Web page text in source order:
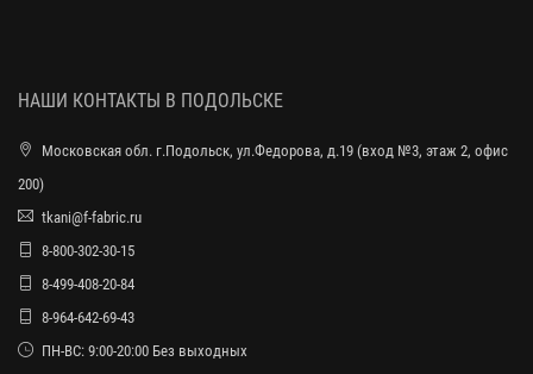
НАШИ КОНТАКТЫ В ПОДОЛЬСКЕ
Московская обл. г.Подольск, ул.Федорова, д.19 (вход №3, этаж 2, офис
200)
tkani@f-fabric.ru
8-800-302-30-15
8-499-408-20-84
8-964-642-69-43
ПН-ВС: 9:00-20:00 Без выходных